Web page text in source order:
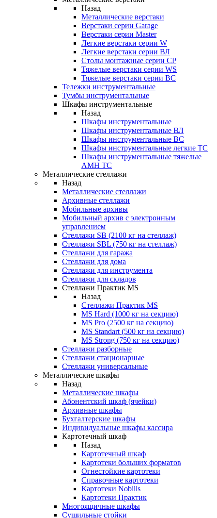
Назад
Металлические верстаки
Верстаки серии Garage
Верстаки серии Master
Легкие верстаки серии W
Легкие верстаки серии ВЛ
Столы монтажные серии СР
Тяжелые верстаки серии WS
Тяжелые верстаки серии ВС
Тележки инструментальные
Тумбы инструментальные
Шкафы инструментальные
Назад
Шкафы инструментальные
Шкафы инструментальные ВЛ
Шкафы инструментальные ВС
Шкафы инструментальные легкие ТС
Шкафы инструментальные тяжелые
AMH TC
Металлические стеллажи
Назад
Металлические стеллажи
Архивные стеллажи
Мобильные архивы
Мобильный архив с электронным
управлением
Стеллажи SB (2100 кг на стеллаж)
Стеллажи SBL (750 кг на стеллаж)
Стеллажи для гаража
Стеллажи для дома
Стеллажи для инструмента
Стеллажи для складов
Стеллажи Практик MS
Назад
Стеллажи Практик MS
MS Hard (1000 кг на секцию)
MS Pro (2500 кг на секцию)
MS Standart (500 кг на секцию)
MS Strong (750 кг на секцию)
Стеллажи разборные
Стеллажи стационарные
Стеллажи универсальные
Металлические шкафы
Назад
Металлические шкафы
Абонентский шкаф (ячейки)
Архивные шкафы
Бухгалтерские шкафы
Индивидуальные шкафы кассира
Картотечный шкаф
Назад
Картотечный шкаф
Картотеки больших форматов
Огнестойкие картотеки
Справочные картотеки
Картотеки Nobilis
Картотеки Практик
Многоящичные шкафы
Сушильные стойки